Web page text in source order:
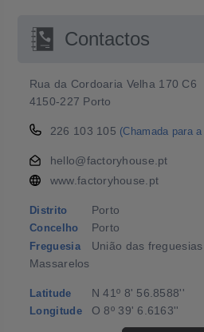
Contactos
Rua da Cordoaria Velha 170 C6
4150-227 Porto
226 103 105 (Chamada para
hello@factoryhouse.pt
www.factoryhouse.pt
Distrito Porto
Concelho Porto
Freguesia
União das
Massarelos
Latitude N 41º 8' 56.8588''
Longitude O 8º 39' 6.6163''